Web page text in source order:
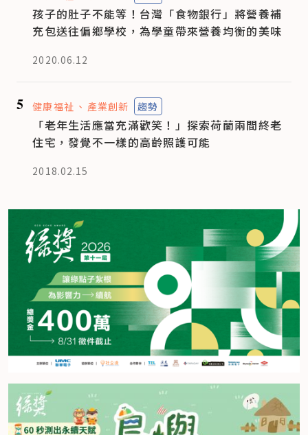
孩子的肚子不能等！台灣「食物銀行」將營養補
充包送往偏鄉學校，為學童帶來營養均衡的美味
2020.06.12
5 健康福祉 產業創新 趨勢
「老年生活應當充滿歡笑！」探索荷蘭兩間終老
住宅，發覺不一樣的高齡照護可能
2018.02.15